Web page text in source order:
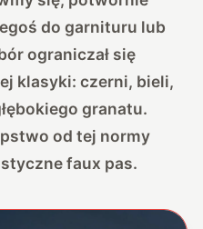
do garnituru lub
ograniczał się
klasyki: czerni, bieli,
granatu.
od tej normy
faux pas.